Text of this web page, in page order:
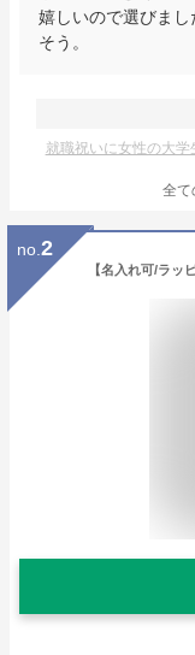
嬉しいので選びま
そう。
就職祝いに女性の大学
全て
no. 2